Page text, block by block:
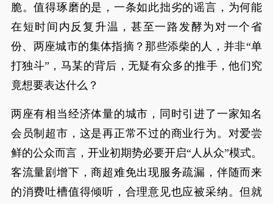
脆。值得琢磨的是，一条如此拙劣的谣言，为何能
在短时间内反复升温，甚至一路发酵为对一个省
份、两座城市的集体指摘？那些添柴的人，并非“单
打独斗”，马某的背后，无疑有众多的推手，他们究
竟想要表达什么？
两座有相当经济体量的城市，同时引进了一家知名
会员制超市，这是再正常不过的商业行为。对爱尝
鲜的公众而言，开业初期势必要开启“人从众”模式。
客流量剧增下，商超难免出现服务疏漏，伴随而来
的消费吐槽值得倾听，合理意见也应被采纳。但就